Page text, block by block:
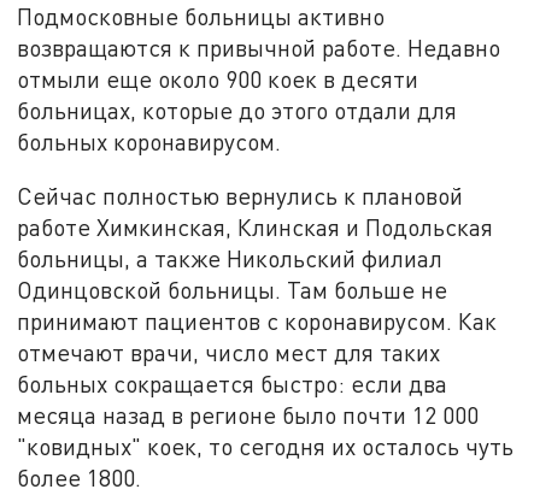
Подмосковные больницы активно
возвращаются к привычной работе. Недавно
отмыли еще около 900 коек в десяти
больницах, которые до этого отдали для
больных коронавирусом.
Сейчас полностью вернулись к плановой
работе Химкинская, Клинская и Подольская
больницы, а также Никольский филиал
Одинцовской больницы. Там больше не
принимают пациентов с коронавирусом. Как
отмечают врачи, число мест для таких
больных сокращается быстро: если два
месяца назад в регионе было почти 12 000
"ковидных" коек, то сегодня их осталось чуть
более 1800.